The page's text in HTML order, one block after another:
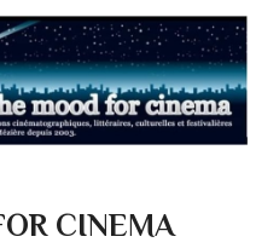
CINEMA